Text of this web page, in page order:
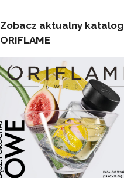
Zobacz aktualny katalog
ORIFLAME